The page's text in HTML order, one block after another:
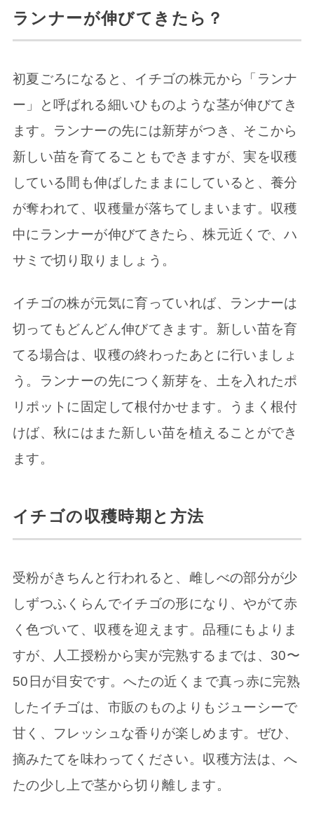
ランナーが伸びてきたら？
初夏ごろになると、イチゴの株元から「ランナ
ー」と呼ばれる細いひものような茎が伸びてき
ます。ランナーの先には新芽がつき、そこから
新しい苗を育てることもできますが、実を収穫
している間も伸ばしたままにしていると、養分
が奪われて、収穫量が落ちてしまいます。収穫
中にランナーが伸びてきたら、株元近くで、ハ
サミで切り取りましょう。
イチゴの株が元気に育っていれば、ランナーは
切ってもどんどん伸びてきます。新しい苗を育
てる場合は、収穫の終わったあとに行いましょ
う。ランナーの先につく新芽を、土を入れたポ
リポットに固定して根付かせます。うまく根付
けば、秋にはまた新しい苗を植えることができ
ます。
イチゴの収穫時期と方法
受粉がきちんと行われると、雌しべの部分が少
しずつふくらんでイチゴの形になり、やがて赤
く色づいて、収穫を迎えます。品種にもよりま
すが、人工授粉から実が完熟するまでは、30〜
50日が目安です。へたの近くまで真っ赤に完熟
したイチゴは、市販のものよりもジューシーで
甘く、フレッシュな香りが楽しめます。ぜひ、
摘みたてを味わってください。収穫方法は、へ
たの少し上で茎から切り離します。